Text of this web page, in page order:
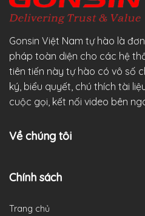
Gonsin Việt Nam tự hào là
pháp toàn diện cho các hệ
tiên tiến này tự hào có vô số
ký, biểu quyết, chú thích tài
cuộc gọi, kết nối video bên
Về chúng tôi
Chính sách
Trang chủ